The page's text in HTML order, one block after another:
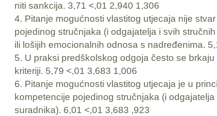
niti sankcija. 3,71 <,01 2,940 1,306
4. Pitanje mogućnosti vlastitog utjecaja nije
pojedinog stručnjaka (i odgajatelja i svih
ili lošijih emocionalnih odnosa s nadređenima.
5. U praksi predškolskog odgoja često se
kriteriji. 5,79 <,01 3,683 1,006
6. Pitanje mogućnosti vlastitog utjecaja je u
kompetencije pojedinog stručnjaka (i
suradnika). 6,01 <,01 3,683 ,923